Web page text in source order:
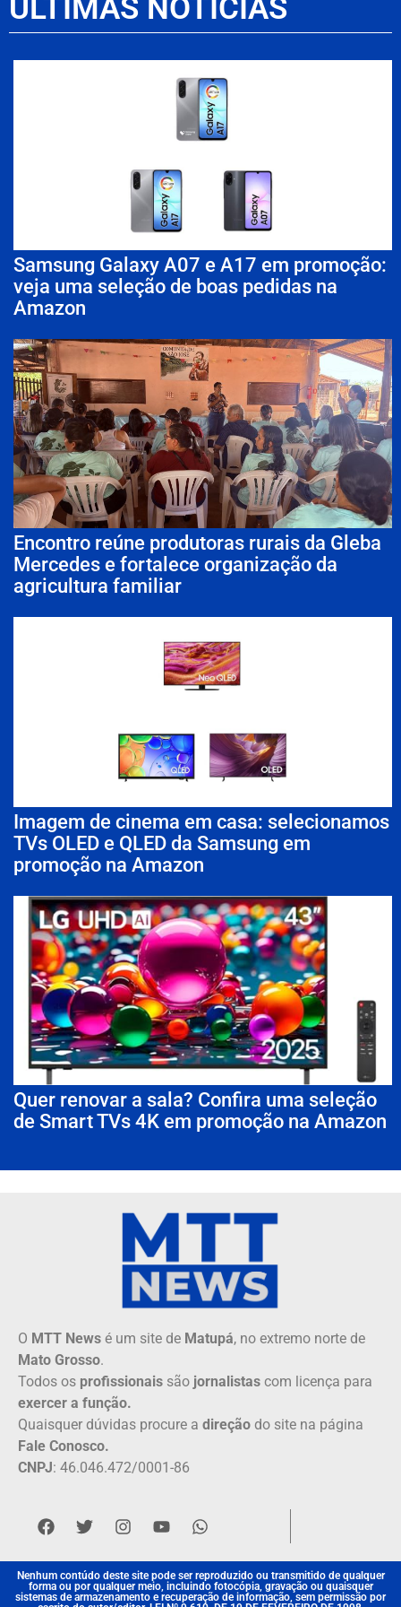
ÚLTIMAS NOTÍCIAS
Samsung Galaxy A07 e A17 em promoção:
veja uma seleção de boas pedidas na
Amazon
Encontro reúne produtoras rurais da Gleba
Mercedes e fortalece organização da
agricultura familiar
Imagem de cinema em casa: selecionamos
TVs OLED e QLED da Samsung em
promoção na Amazon
Quer renovar a sala? Confira uma seleção
de Smart TVs 4K em promoção na Amazon
O MTT News é um site de Matupá, no extremo norte de
Mato Grosso.
Todos os profissionais são jornalistas com licença para
exercer a função.
Quaisquer dúvidas procure a direção do site na página
Fale Conosco.
CNPJ: 46.046.472/0001-86
Nenhum contúdo deste site pode ser reproduzido ou transmitido de qualquer
forma ou por qualquer meio, incluindo fotocópia, gravação ou quaisquer
sistemas de armazenamento e recuperação de informação, sem permissão por